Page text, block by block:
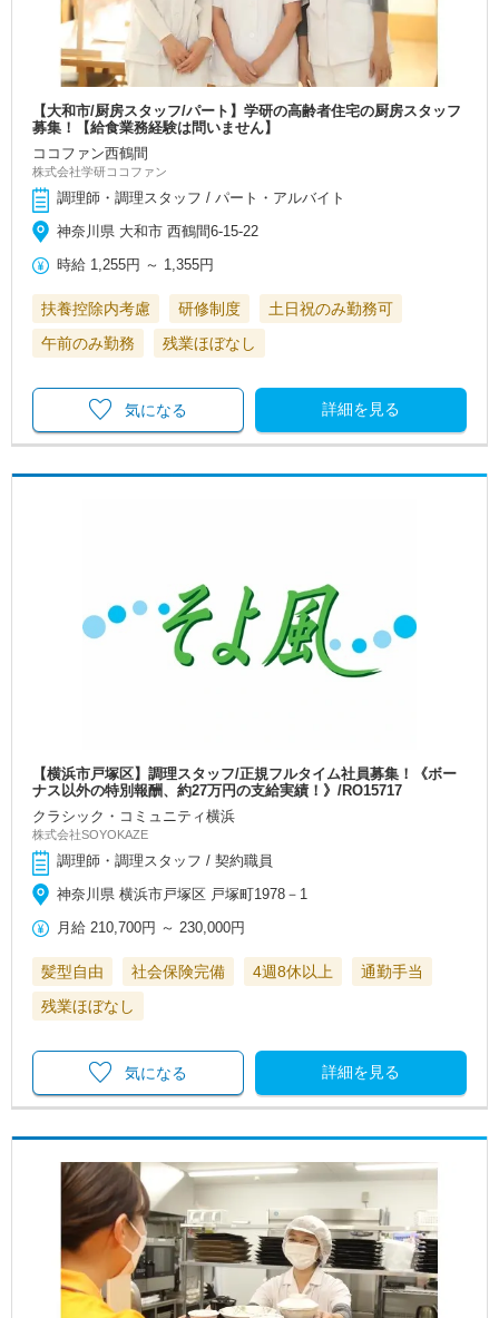
【大和市/厨房スタッフ/パート】学研の高齢者住宅の厨房スタッフ
募集！【給食業務経験は問いません】
ココファン西鶴間
株式会社学研ココファン
調理師・調理スタッフ / パート・アルバイト
神奈川県 大和市 西鶴間6-15-22
時給 1,255円 ～ 1,355円
扶養控除内考慮 研修制度
土日祝のみ勤務可
午前のみ勤務
残業ほぼなし
詳細を見る
気になる
【横浜市戸塚区】調理スタッフ/正規フルタイム社員募集！《ボー
ナス以外の特別報酬、約27万円の支給実績！》/RO15717
クラシック・コミュニティ横浜
株式会社SOYOKAZE
調理師・調理スタッフ / 契約職員
神奈川県 横浜市戸塚区 戸塚町1978－1
月給 210,700円 ～ 230,000円
髪型自由 社会保険完備 4週8休以上
通勤手当
残業ほぼなし
詳細を見る
気になる